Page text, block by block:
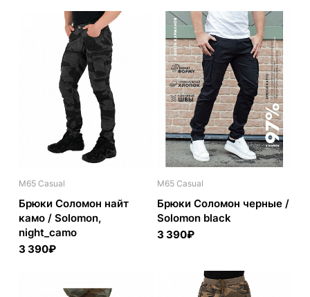
M65 Casual
Брюки Соломон найт
камо / Solomon,
night_camo
3 390₽
M65 Casual
Брюки Соломон черные /
Solomon black
3 390₽